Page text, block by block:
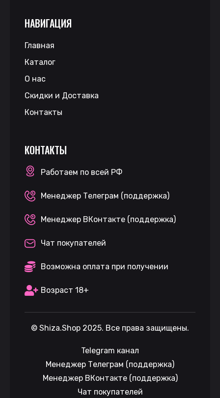
НАВИГАЦИЯ
Главная
Каталог
О нас
Скидки и Доставка
Контакты
КОНТАКТЫ
Работаем по всей РФ
Менеджер Телеграм (поддержка)
Менеджер ВКонтакте (поддержка)
Чат покупателей
Возможна оплата при получении
Возраст 18+
© Shiza.Shop 2025. Все права защищены.
Telegram канал
Менеджер Телеграм (поддержка)
Менеджер ВКонтакте (поддержка)
Чат покупателей